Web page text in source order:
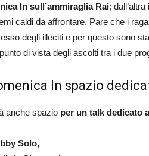
In sull’ammiraglia Rai;
caldi da affrontare. Pare che i
degli illeciti e per questo sono
di vista degli ascolti tra i due
In spazio
anche spazio per un talk dedicato
Solo,